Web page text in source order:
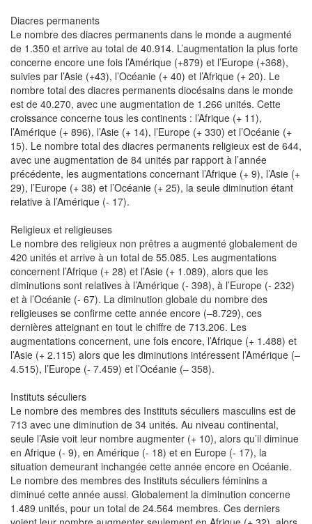
Diacres permanents
Le nombre des diacres permanents dans le monde a augmenté
de 1.350 et arrive au total de 40.914. L’augmentation la plus forte
concerne encore une fois l’Amérique (+879) et l’Europe (+368),
suivies par l’Asie (+43), l’Océanie (+ 40) et l’Afrique (+ 20). Le
nombre total des diacres permanents diocésains dans le monde
est de 40.270, avec une augmentation de 1.266 unités. Cette
croissance concerne tous les continents : l’Afrique (+ 11),
l’Amérique (+ 896), l’Asie (+ 14), l’Europe (+ 330) et l’Océanie (+
15). Le nombre total des diacres permanents religieux est de 644,
avec une augmentation de 84 unités par rapport à l’année
précédente, les augmentations concernant l’Afrique (+ 9), l’Asie (+
29), l’Europe (+ 38) et l’Océanie (+ 25), la seule diminution étant
relative à l’Amérique (- 17).
Religieux et religieuses
Le nombre des religieux non prêtres a augmenté globalement de
420 unités et arrive à un total de 55.085. Les augmentations
concernent l’Afrique (+ 28) et l’Asie (+ 1.089), alors que les
diminutions sont relatives à l’Amérique (- 398), à l’Europe (- 232)
et à l’Océanie (- 67). La diminution globale du nombre des
religieuses se confirme cette année encore (–8.729), ces
dernières atteignant en tout le chiffre de 713.206. Les
augmentations concernent, une fois encore, l’Afrique (+ 1.488) et
l’Asie (+ 2.115) alors que les diminutions intéressent l’Amérique (–
4.515), l’Europe (- 7.459) et l’Océanie (– 358).
Instituts séculiers
Le nombre des membres des Instituts séculiers masculins est de
713 avec une diminution de 34 unités. Au niveau continental,
seule l’Asie voit leur nombre augmenter (+ 10), alors qu’il diminue
en Afrique (- 9), en Amérique (- 18) et en Europe (- 17), la
situation demeurant inchangée cette année encore en Océanie.
Le nombre des membres des Instituts séculiers féminins a
diminué cette année aussi. Globalement la diminution concerne
1.489 unités, pour un total de 24.564 membres. Ces derniers